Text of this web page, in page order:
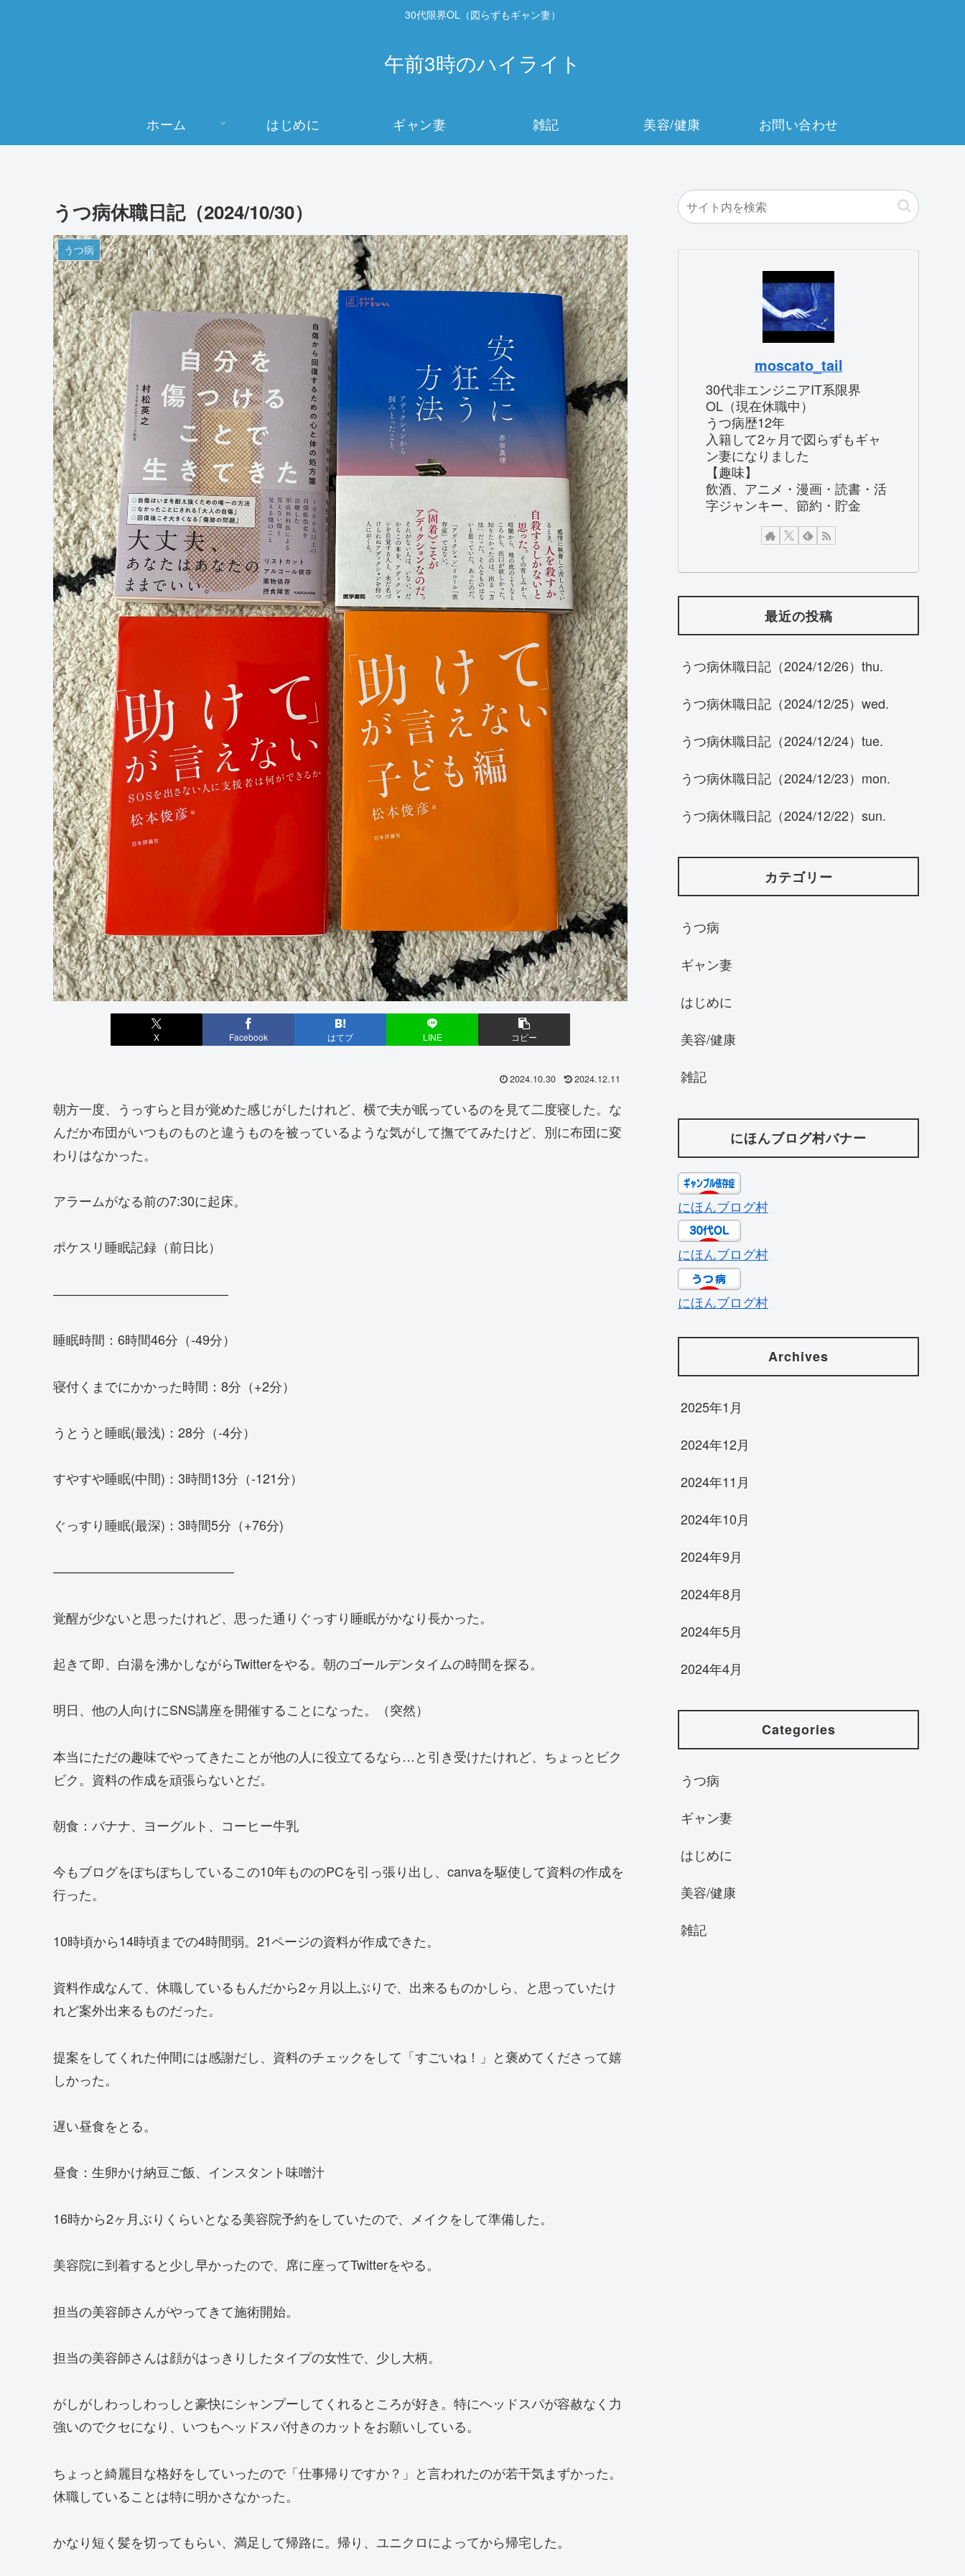
30代限界OL（図らずもギャン妻）
午前3時のハイライト
ホーム はじめに ギャン妻 雑記 美容/健康 お問い合わせ
うつ病休職日記（2024/10/30）
うつ病
X Facebook はてブ LINE コピー
2024.10.30 2024.12.11
朝方一度、うっすらと目が覚めた感じがしたけれど、横で夫が眠っているのを見て二度寝した。な
んだか布団がいつものものと違うものを被っているような気がして撫でてみたけど、別に布団に変
わりはなかった。
アラームがなる前の7:30に起床。
ポケスリ睡眠記録（前日比）
—————————————–
睡眠時間：6時間46分（-49分）
寝付くまでにかかった時間：8分（+2分）
うとうと睡眠(最浅)：28分（-4分）
すやすや睡眠(中間)：3時間13分（-121分）
ぐっすり睡眠(最深)：3時間5分（+76分)
——————————————
覚醒が少ないと思ったけれど、思った通りぐっすり睡眠がかなり長かった。
起きて即、白湯を沸かしながらTwitterをやる。朝のゴールデンタイムの時間を探る。
明日、他の人向けにSNS講座を開催することになった。（突然）
本当にただの趣味でやってきたことが他の人に役立てるなら…と引き受けたけれど、ちょっとビク
ビク。資料の作成を頑張らないとだ。
朝食：バナナ、ヨーグルト、コーヒー牛乳
今もブログをぽちぽちしているこの10年もののPCを引っ張り出し、canvaを駆使して資料の作成を
行った。
10時頃から14時頃までの4時間弱。21ページの資料が作成できた。
資料作成なんて、休職しているもんだから2ヶ月以上ぶりで、出来るものかしら、と思っていたけ
れど案外出来るものだった。
提案をしてくれた仲間には感謝だし、資料のチェックをして「すごいね！」と褒めてくださって嬉
しかった。
遅い昼食をとる。
昼食：生卵かけ納豆ご飯、インスタント味噌汁
16時から2ヶ月ぶりくらいとなる美容院予約をしていたので、メイクをして準備した。
美容院に到着すると少し早かったので、席に座ってTwitterをやる。
担当の美容師さんがやってきて施術開始。
担当の美容師さんは顔がはっきりしたタイプの女性で、少し大柄。
がしがしわっしわっしと豪快にシャンプーしてくれるところが好き。特にヘッドスパが容赦なく力
強いのでクセになり、いつもヘッドスパ付きのカットをお願いしている。
ちょっと綺麗目な格好をしていったので「仕事帰りですか？」と言われたのが若干気まずかった。
休職していることは特に明かさなかった。
かなり短く髪を切ってもらい、満足して帰路に。帰り、ユニクロによってから帰宅した。
moscato_tail
30代非エンジニアIT系限界
OL（現在休職中）
うつ病歴12年
入籍して2ヶ月で図らずもギャ
ン妻になりました
【趣味】
飲酒、アニメ・漫画・読書・活
字ジャンキー、節約・貯金
最近の投稿
うつ病休職日記（2024/12/26）thu.
うつ病休職日記（2024/12/25）wed.
うつ病休職日記（2024/12/24）tue.
うつ病休職日記（2024/12/23）mon.
うつ病休職日記（2024/12/22）sun.
カテゴリー
うつ病
ギャン妻
はじめに
美容/健康
雑記
にほんブログ村バナー
にほんブログ村
にほんブログ村
にほんブログ村
Archives
2025年1月
2024年12月
2024年11月
2024年10月
2024年9月
2024年8月
2024年5月
2024年4月
Categories
うつ病
ギャン妻
はじめに
美容/健康
雑記